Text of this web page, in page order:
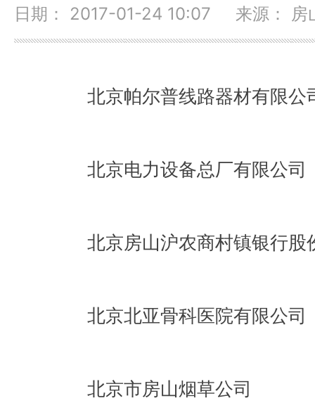
日期： 2017-01-24 10:07 来源： 房
北京帕尔普线路器材有限公
北京电力设备总厂有限公司
北京房山沪农商村镇银行股
北京北亚骨科医院有限公司
北京市房山烟草公司